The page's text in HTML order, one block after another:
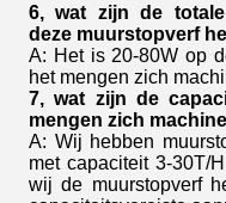
6, wat zijn de
deze muurstopverf
A: Het is 20-80W op
het mengen zich
7, wat zijn de
mengen zich
A: Wij hebben
met capaciteit 3-30T/
wij de muurstopverf